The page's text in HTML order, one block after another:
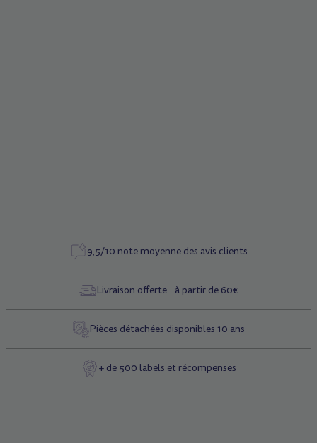
9,5/10 note moyenne des avis clients
Livraison offerte à partir de 60€
Pièces détachées disponibles 10 ans
+ de 500 labels et récompenses